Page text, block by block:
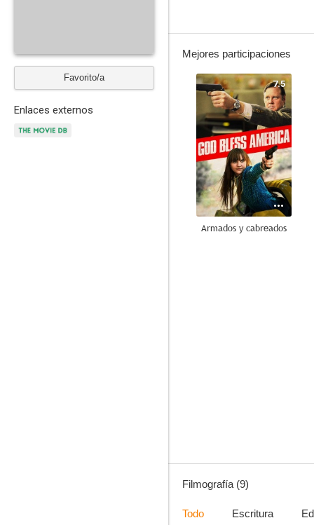
Favorito/a
Enlaces externos
Mejores participaciones
7.5
Armados y cabreados
Filmografía (9)
Todo Escritura